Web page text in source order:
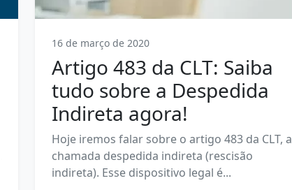
16 de março de 2020
Artigo 483 da CLT: Saiba
tudo sobre a Despedida
Indireta agora!
Hoje iremos falar sobre o artigo 483 da CLT, a
chamada despedida indireta (rescisão
indireta). Esse dispositivo legal é...